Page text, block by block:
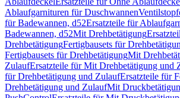
Ablaufgarnituren für Duschwannen
für Badewannen, d52Ersatzteile für
Badewannen, d52Mit Drehbetätigung
DrehbetätigungFertigbausets für
Fertigbausets für DrehbetätigungMit
ZulaufErsatzteile für Mit Drehbetätigung und
für Drehbetätigung und ZulaufErsatzteile für
Drehbetätigung und ZulaufMit